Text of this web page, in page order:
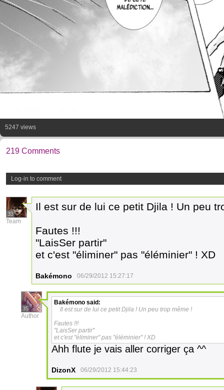
5247 views
219 Comments
Log-in to comment
33
Team
Il est sur de lui ce petit Djila ! Un peu
Fautes !!!
"LaisSer partir"
et c'est "éliminer" pas "éléminier" ! XD
Bakémono 06/29/2012 15:27:17
35
Author
Bakémono said:
Il est sur de lui ce petit Djila ! Un peu trop même !
Fautes !!!
"LaisSer partir"
et c'est "éliminer" pas "éléminier" ! XD
Ahh flute je vais aller corriger ça ^^
DizonX 06/29/2012 15:44:23